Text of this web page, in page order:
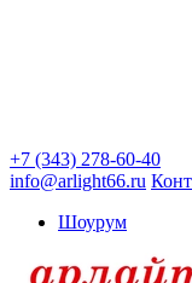
+7 (343) 278-60-40
info@arlight66.ru
Шоурум